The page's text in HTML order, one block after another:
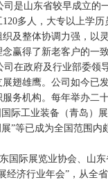
是山东省较早成立的
多人，大专以上学
及整体协调力强，以
赢得了新老客户的一致
在政府及行业部委领
翅雄鹰。公司如今已
务机构。每年举办二
国际工业装备（青岛）
”等已成为全国范围
国际展览业协会、山
经济行业年会”，从全